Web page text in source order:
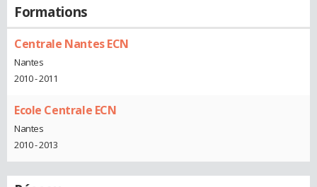
Formations
Centrale Nantes ECN
Nantes
2010 - 2011
Ecole Centrale ECN
Nantes
2010 - 2013